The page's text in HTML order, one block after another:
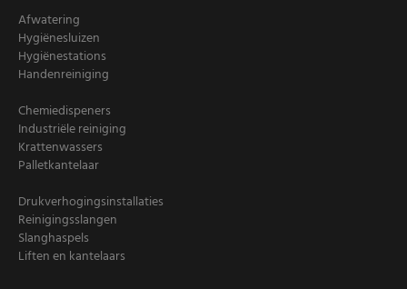
Afwatering
Hygiënesluizen
Hygiënestations
Handenreiniging
Chemiedispeners
Industriële reiniging
Krattenwassers
Palletkantelaar
Drukverhogingsinstallaties
Reinigingsslangen
Slanghaspels
Liften en kantelaars